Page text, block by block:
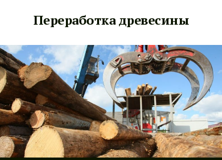
Переработка древесины